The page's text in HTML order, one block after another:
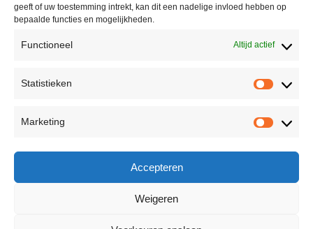
geeft of uw toestemming intrekt, kan dit een nadelige invloed hebben op
bepaalde functies en mogelijkheden.
Functioneel Altijd actief
Statistieken
Marketing
Accepteren
Weigeren
Peter Vergroesen
korenfestivaldenhaag@gmail.com